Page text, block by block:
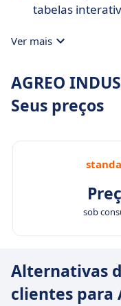
tabelas
Ver mais
AGREO
Seus preços
sob
Alternativas
clientes para